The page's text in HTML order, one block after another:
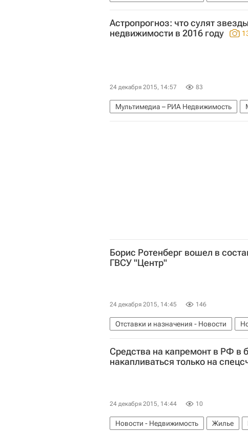
Астропрогноз: что сулят
недвижимости в 2016 году
24 декабря 2015, 14:57 83
Мультимедиа – РИА Недвижимость
Борис Ротенберг вошел в
ГВСУ "Центр"
24 декабря 2015, 14:45 146
Отставки и назначения - Новости
Назначения
Борис Ротенберг
Средства на капремонт в РФ в
накапливаться только на
24 декабря 2015, 14:44 10
Новости - Недвижимость Жилье